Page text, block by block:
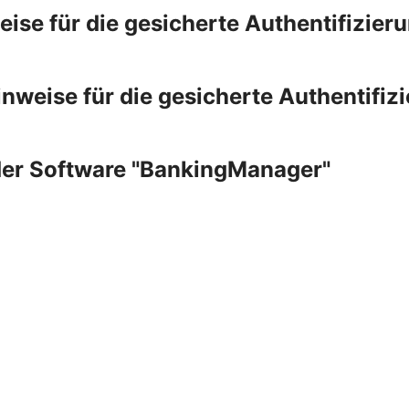
für die gesicherte
für die gesicherte
Software "BankingManager"